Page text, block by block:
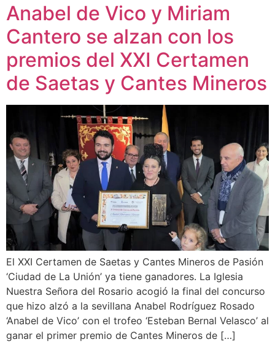
Anabel de Vico y Miriam
Cantero se alzan con los
premios del XXI Certamen
de Saetas y Cantes Mineros
El XXI Certamen de Saetas y Cantes Mineros de Pasión
‘Ciudad de La Unión’ ya tiene ganadores. La Iglesia
Nuestra Señora del Rosario acogió la final del concurso
que hizo alzó a la sevillana Anabel Rodríguez Rosado
‘Anabel de Vico’ con el trofeo ‘Esteban Bernal Velasco’ al
ganar el primer premio de Cantes Mineros de […]